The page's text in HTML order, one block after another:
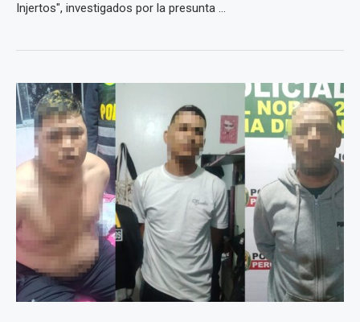
Injertos", investigados por la presunta ...